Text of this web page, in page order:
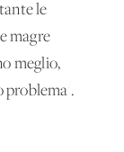
le
magre
meglio,
problema'.